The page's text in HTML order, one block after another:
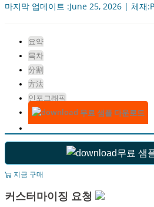
마지막 업데이트 :June 25, 2026 | 체재
요약
목차
分割
方法
인포그래픽
무료 샘플 다운로드
무료 샘
지금 구매
커스터마이징 요청